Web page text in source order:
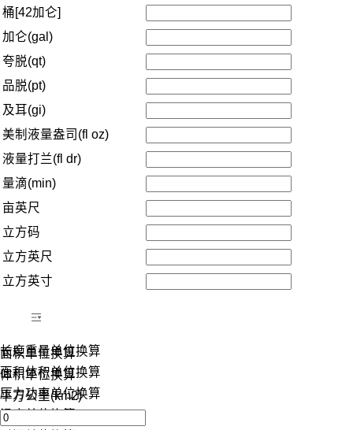
桶[42加仑]
加仑(gal)
夸脱(qt)
品脱(pt)
及耳(gi)
美制液量盎司(fl oz)
液量打兰(fl dr)
量滴(min)
亩英尺
立方码
立方英尺
立方英寸
长度重量单位换算
面积体积单位换算
压力功率单位换算
温度单位换算
面积单位换算
体积单位换算
平方公里(km2)